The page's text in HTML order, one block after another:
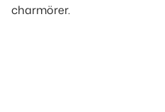
charmörer.